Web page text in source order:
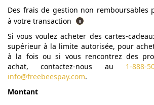
Des frais de gestion non remboursables
à votre transaction
Si vous voulez acheter des cartes-
supérieur à la limite autorisée, pour
à la fois ou si vous rencontrez des
achat, contactez-nous au 1-888-
info@freebeespay.com.
Montant